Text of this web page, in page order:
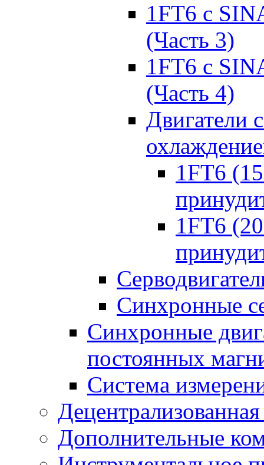
1FT6 с
(Часть 3)
1FT6 с
(Часть 4)
Двигатели
1FT6
1FT6
Синхронные
Синхронные
постоянных
Система
Дополнительные